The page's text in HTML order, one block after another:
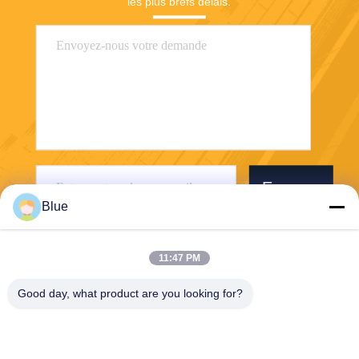
Envoyer
Blue
11:47 PM
Good day, what product are you looking for?